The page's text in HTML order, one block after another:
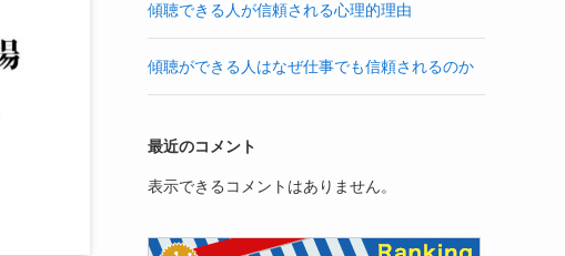
傾聴できる人が信頼される心理的理由
傾聴ができる人はなぜ仕事でも信頼されるのか
最近のコメント
表示できるコメントはありません。